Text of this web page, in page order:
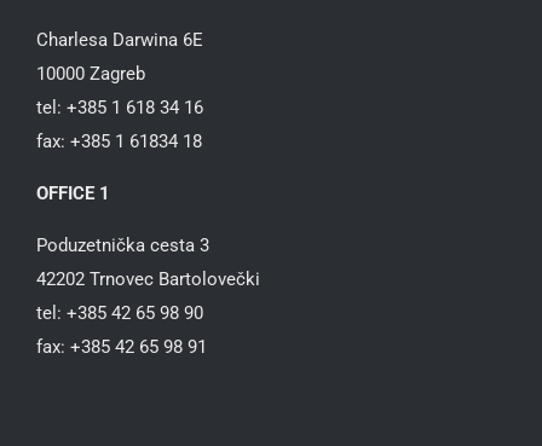
Charlesa Darwina 6E
10000 Zagreb
tel: +385 1 618 34 16
fax: +385 1 61834 18
OFFICE 1
Poduzetnička cesta 3
42202 Trnovec Bartolovečki
tel: +385 42 65 98 90
fax: +385 42 65 98 91